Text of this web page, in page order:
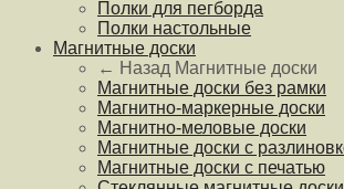
Полки для пегборда
Полки настольные
Магнитные доски
← Назад Магнитные доски
Магнитные доски без рамки
Магнитно-маркерные доски
Магнитно-меловые доски
Магнитные доски с
Магнитные доски с печатью